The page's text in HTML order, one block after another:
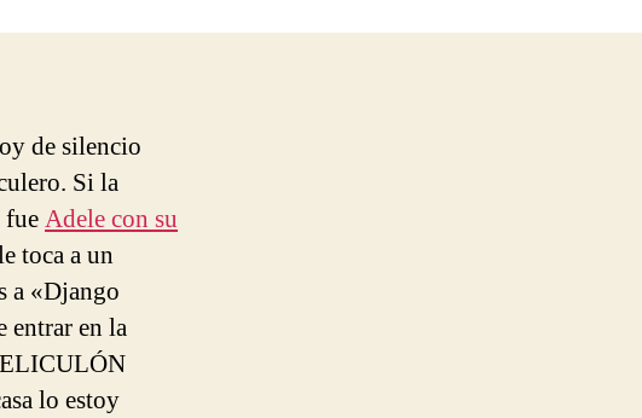
Elayna
de silencio
Si la
fueAdele con su
toca a un
a «Django
entrar en la
lo estoy